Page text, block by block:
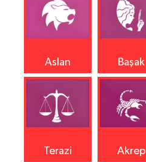
Aslan Başak
Terazi Akrep